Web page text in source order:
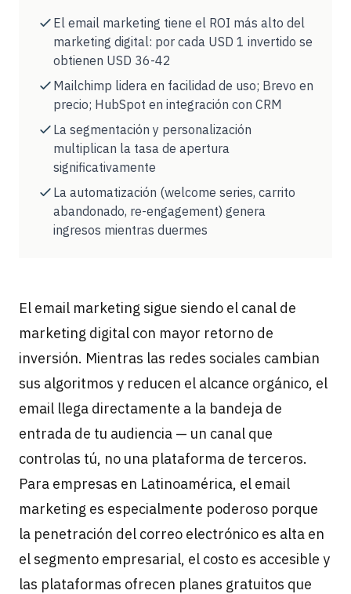
El email marketing tiene el ROI más alto del
marketing digital: por cada USD 1 invertido se
obtienen USD 36-42
Mailchimp lidera en facilidad de uso; Brevo en
precio; HubSpot en integración con CRM
La segmentación y personalización
multiplican la tasa de apertura
significativamente
La automatización (welcome series, carrito
abandonado, re-engagement) genera
ingresos mientras duermes
El email marketing sigue siendo el canal de
marketing digital con mayor retorno de
inversión. Mientras las redes sociales cambian
sus algoritmos y reducen el alcance orgánico, el
email llega directamente a la bandeja de
entrada de tu audiencia — un canal que
controlas tú, no una plataforma de terceros.
Para empresas en Latinoamérica, el email
marketing es especialmente poderoso porque
la penetración del correo electrónico es alta en
el segmento empresarial, el costo es accesible y
las plataformas ofrecen planes gratuitos que